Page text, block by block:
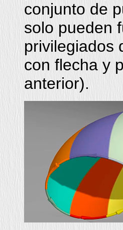
conjunto de
solo pueden
privilegiados
con flecha y
anterior).